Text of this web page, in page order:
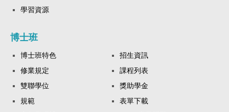
學習資源
博士班
博士班特色
招生資訊
修業規定
課程列表
雙聯學位
獎助學金
規範
表單下載